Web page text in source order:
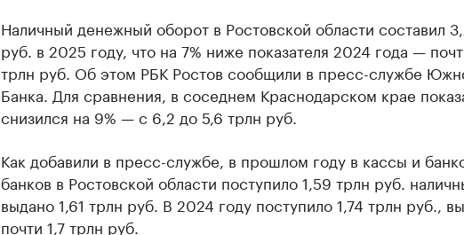
Наличный денежный оборот в Ростовской области составил
руб. в 2025 году, что на 7% ниже показателя 2024 года —
трлн руб. Об этом РБК Ростов сообщили в пресс-службе
Банка. Для сравнения, в соседнем Краснодарском крае
снизился на 9% — с 6,2 до 5,6 трлн руб.
Как добавили в пресс-службе, в прошлом году в кассы и
банков в Ростовской области поступило 1,59 трлн руб.
выдано 1,61 трлн руб. В 2024 году поступило 1,74 трлн руб.,
почти 1,7 трлн руб.